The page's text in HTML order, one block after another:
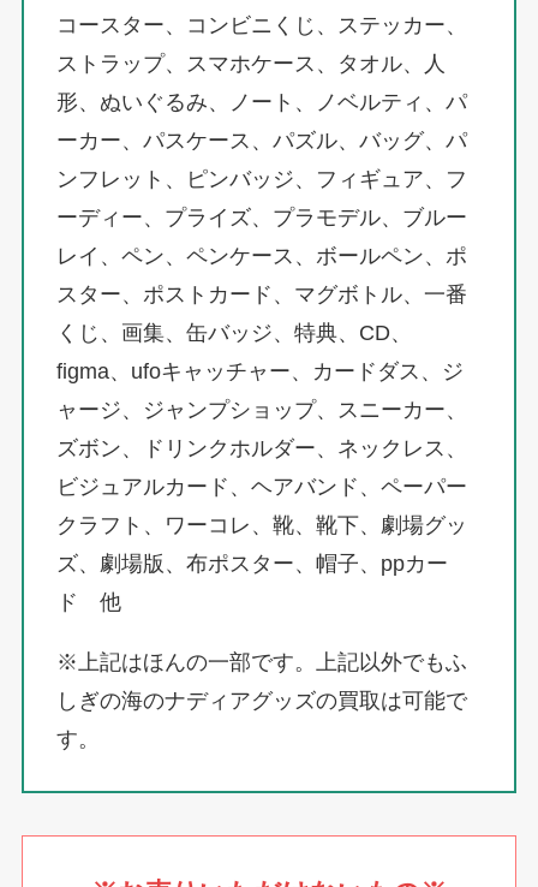
コースター、コンビニくじ、ステッカー、
ストラップ、スマホケース、タオル、人
形、ぬいぐるみ、ノート、ノベルティ、パ
ーカー、パスケース、パズル、バッグ、パ
ンフレット、ピンバッジ、フィギュア、フ
ーディー、プライズ、プラモデル、ブルー
レイ、ペン、ペンケース、ボールペン、ポ
スター、ポストカード、マグボトル、一番
くじ、画集、缶バッジ、特典、CD、
figma、ufoキャッチャー、カードダス、ジ
ャージ、ジャンプショップ、スニーカー、
ズボン、ドリンクホルダー、ネックレス、
ビジュアルカード、ヘアバンド、ペーパー
クラフト、ワーコレ、靴、靴下、劇場グッ
ズ、劇場版、布ポスター、帽子、ppカー
ド 他
※上記はほんの一部です。上記以外でもふ
しぎの海のナディアグッズの買取は可能で
す。